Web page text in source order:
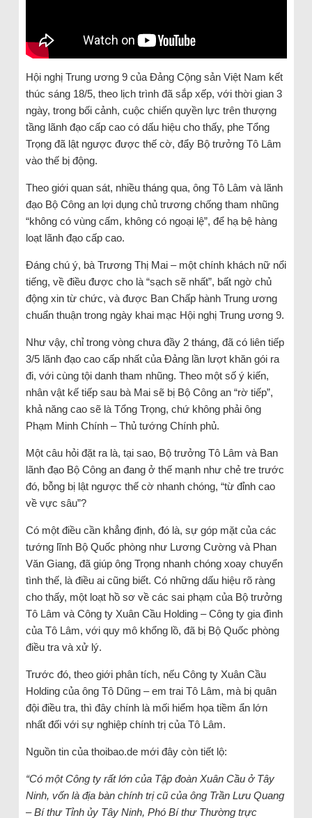
Hội nghị Trung ương 9 của Đảng Cộng sản Việt Nam kết
thúc sáng 18/5, theo lịch trình đã sắp xếp, với thời gian 3
ngày, trong bối cảnh, cuộc chiến quyền lực trên thượng
tầng lãnh đạo cấp cao có dấu hiệu cho thấy, phe Tổng
Trọng đã lật ngược được thế cờ, đẩy Bộ trưởng Tô Lâm
vào thế bị động.
Theo giới quan sát, nhiều tháng qua, ông Tô Lâm và lãnh
đạo Bộ Công an lợi dụng chủ trương chống tham nhũng
“không có vùng cấm, không có ngoại lệ”, để hạ bệ hàng
loạt lãnh đạo cấp cao.
Đáng chú ý, bà Trương Thị Mai – một chính khách nữ nổi
tiếng, về điều được cho là “sạch sẽ nhất”, bất ngờ chủ
động xin từ chức, và được Ban Chấp hành Trung ương
chuẩn thuận trong ngày khai mạc Hội nghị Trung ương 9.
Như vậy, chỉ trong vòng chưa đầy 2 tháng, đã có liên tiếp
3/5 lãnh đạo cao cấp nhất của Đảng lần lượt khăn gói ra
đi, với cùng tội danh tham nhũng. Theo một số ý kiến,
nhân vật kế tiếp sau bà Mai sẽ bị Bộ Công an “rờ tiếp”,
khả năng cao sẽ là Tổng Trọng, chứ không phải ông
Phạm Minh Chính – Thủ tướng Chính phủ.
Một câu hỏi đặt ra là, tại sao, Bộ trưởng Tô Lâm và Ban
lãnh đạo Bộ Công an đang ở thế mạnh như chẻ tre trước
đó, bỗng bị lật ngược thế cờ nhanh chóng, “từ đỉnh cao
về vực sâu”?
Có một điều cần khẳng định, đó là, sự góp mặt của các
tướng lĩnh Bộ Quốc phòng như Lương Cường và Phan
Văn Giang, đã giúp ông Trọng nhanh chóng xoay chuyển
tình thế, là điều ai cũng biết. Có những dấu hiệu rõ ràng
cho thấy, một loạt hồ sơ về các sai phạm của Bộ trưởng
Tô Lâm và Công ty Xuân Cầu Holding – Công ty gia đình
của Tô Lâm, với quy mô khổng lồ, đã bị Bộ Quốc phòng
điều tra và xử lý.
Trước đó, theo giới phân tích, nếu Công ty Xuân Cầu
Holding của ông Tô Dũng – em trai Tô Lâm, mà bị quân
đội điều tra, thì đây chính là mối hiểm họa tiềm ẩn lớn
nhất đối với sự nghiệp chính trị của Tô Lâm.
Nguồn tin của thoibao.de mới đây còn tiết lộ:
“Có một Công ty rất lớn của Tập đoàn Xuân Cầu ở Tây
Ninh, vốn là địa bàn chính trị cũ của ông Trần Lưu Quang
– Bí thư Tỉnh ủy Tây Ninh, Phó Bí thư Thường trực